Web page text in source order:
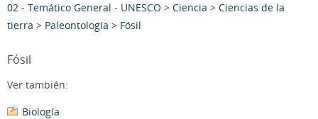
02 - Temático General - UNESCO > Ciencia > Ciencias de la
tierra > Paleontología > Fósil
Fósil
Ver también:
Biología